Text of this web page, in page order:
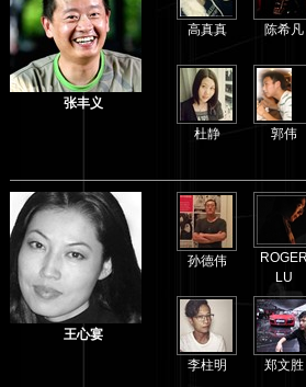
张丰义
高真真 陈希凡
杜静 郭伟
王心宴
孙德伟
ROGER
LU
李柱明 郑文胜